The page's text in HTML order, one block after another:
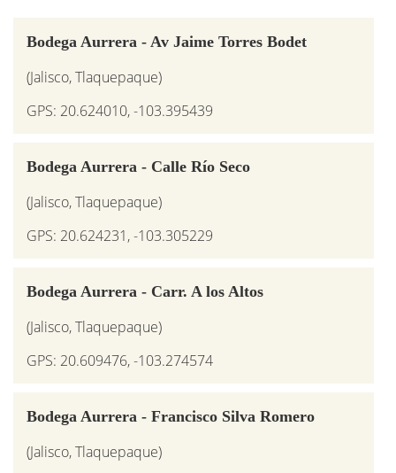
Bodega Aurrera - Av Jaime Torres Bodet
(Jalisco, Tlaquepaque)
GPS: 20.624010, -103.395439
Bodega Aurrera - Calle Río Seco
(Jalisco, Tlaquepaque)
GPS: 20.624231, -103.305229
Bodega Aurrera - Carr. A los Altos
(Jalisco, Tlaquepaque)
GPS: 20.609476, -103.274574
Bodega Aurrera - Francisco Silva Romero
(Jalisco, Tlaquepaque)